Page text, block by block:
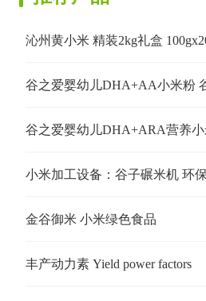
沁州黄小米 精装2kg礼盒
小米加工设备：谷子碾米机 环
金谷御米 小米绿色食品
丰产动力素 Yield power factors